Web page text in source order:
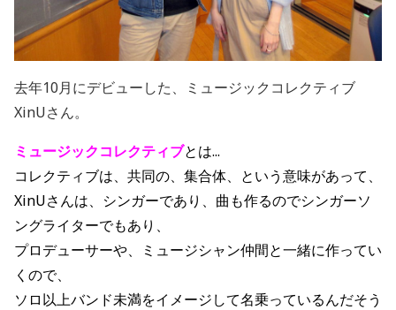
去年10月にデビューした、ミュージックコレクティブ
XinUさん。
ミュージックコレクティブとは...
コレクティブは、共同の、集合体、という意味があって、
XinUさんは、シンガーであり、曲も作るのでシンガーソ
ングライターでもあり、
プロデューサーや、ミュージシャン仲間と一緒に作ってい
くので、
ソロ以上バンド未満をイメージして名乗っているんだそう